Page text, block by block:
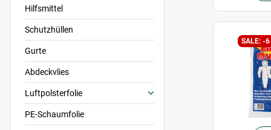
SALE: -6
Hilfsmittel
Schutzhüllen
Gurte
Abdeckvlies
Luftpolsterfolie
PE-Schaumfolie